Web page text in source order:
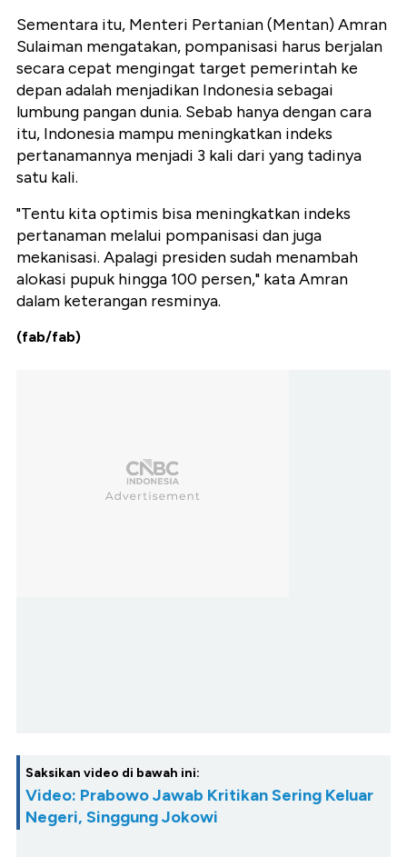
Sementara itu, Menteri Pertanian (Mentan) Amran
Sulaiman mengatakan, pompanisasi harus berjalan
secara cepat mengingat target pemerintah ke
depan adalah menjadikan Indonesia sebagai
lumbung pangan dunia. Sebab hanya dengan cara
itu, Indonesia mampu meningkatkan indeks
pertanamannya menjadi 3 kali dari yang tadinya
satu kali.
"Tentu kita optimis bisa meningkatkan indeks
pertanaman melalui pompanisasi dan juga
mekanisasi. Apalagi presiden sudah menambah
alokasi pupuk hingga 100 persen," kata Amran
dalam keterangan resminya.
(fab/fab)
Saksikan video di bawah ini:
Video: Prabowo Jawab Kritikan Sering Keluar
Negeri, Singgung Jokowi